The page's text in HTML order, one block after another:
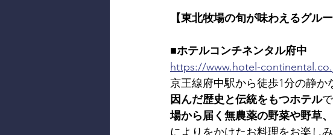
【東北牧場の旬が味わえるグルー
■ホテルコンチネンタル府中
https://www.hotel-
京王線府中駅から徒歩1分の静
因んだ歴史と伝統をもつホテル
場から届く無農薬の野菜や野草
によりをかけたお料理をお楽しみ